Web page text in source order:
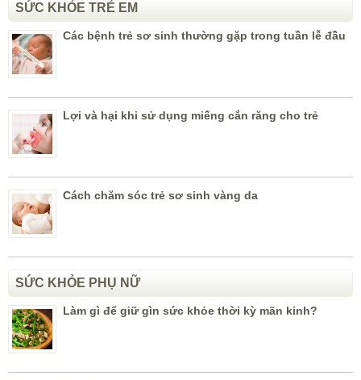
SỨC KHỎE TRẺ EM
Các bệnh trẻ sơ sinh thường gặp trong tuần lễ đầu
Lợi và hại khi sử dụng miếng cắn răng cho trẻ
Cách chăm sóc trẻ sơ sinh vàng da
SỨC KHỎE PHỤ NỮ
Làm gì để giữ gìn sức khỏe thời kỳ mãn kinh?